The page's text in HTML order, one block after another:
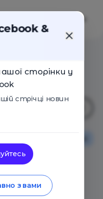
дітей до
готові до
&
сторінки у
стрічці новин
з вами